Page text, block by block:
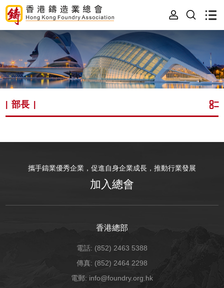
|部長
攜手鑄業優秀企業，促進自身企業成長，推動行業發展
加入總會
香港總部
電話: (852) 2463 5388
傳真: (852) 2464 2298
電郵: info@foundry.org.hk